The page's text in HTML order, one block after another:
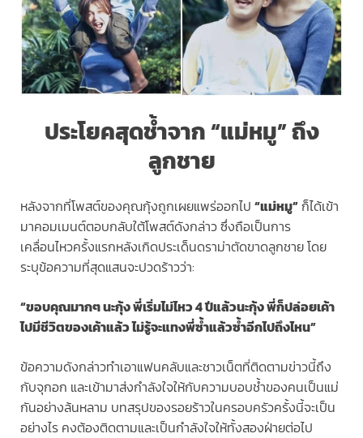
ประโยคสุดช้ำจาก “แม่หมู” ถึง
ลูกชาย
หลังจากที่โพสต์ของคุณกุ้งถูกเผยแพร่ออกไป “แม่หมู”ก็ได้เข้า
มาคอมเมนต์ตอบกลับใต้โพสต์ดังกล่าว ซึ่งถือเป็นการ
เคลื่อนไหวครั้งแรกหลังเกิดประเด็นดราม่าตัดขาดลูกชาย โดย
ระบุข้อความที่สุดแสนจะปวดร้าวว่า:
“ขอบคุณมากๆ นะกุ้ง พี่เริ่มไม่ไหว 4 ปีแล้วนะกุ้ง พี่ก็ปล่อยเค้า
ไปมีชีวิตของเค้าแล้ว ไม่รู้จะแทงพี่ซ้ำแล้วซ้ำอีกไปถึงไหน”
ข้อความดังกล่าวทำเอาแฟนคลับและชาวเน็ตที่ติดตามข่าวนี้ถึง
กับจุกอก และเข้ามาส่งกำลังใจให้กับความบอบช้ำของคนเป็นแม่
กันอย่างล้นหลาม บทสรุปของรอยร้าวในครอบครัวครั้งนี้จะเป็น
อย่างไร คงต้องติดตามและเป็นกำลังใจให้ทั้งสองฝ่ายต่อไป